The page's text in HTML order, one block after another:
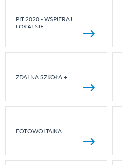
PIT 2020 - WSPIERAJ
LOKALNIE
ZDALNA SZKOŁA +
FOTOWOLTAIKA